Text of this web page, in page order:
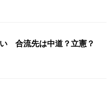
合流先は中道？立憲？